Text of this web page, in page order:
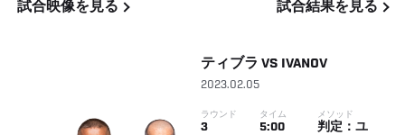
試合映像を見る 試合結果を見る
ティブラ VS IVANOV
2023.02.05
ラウンド
3
タイム
5:00
メソッド
判定：ユ